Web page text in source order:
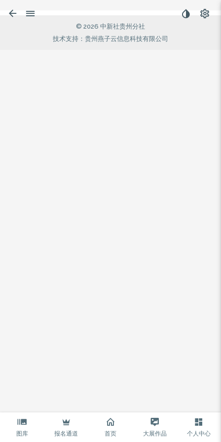
© 2026 中新社贵州分社
技术支持：贵州燕子云信息科技有限公司
图库 报名通道 首页 大展作品 个人中心